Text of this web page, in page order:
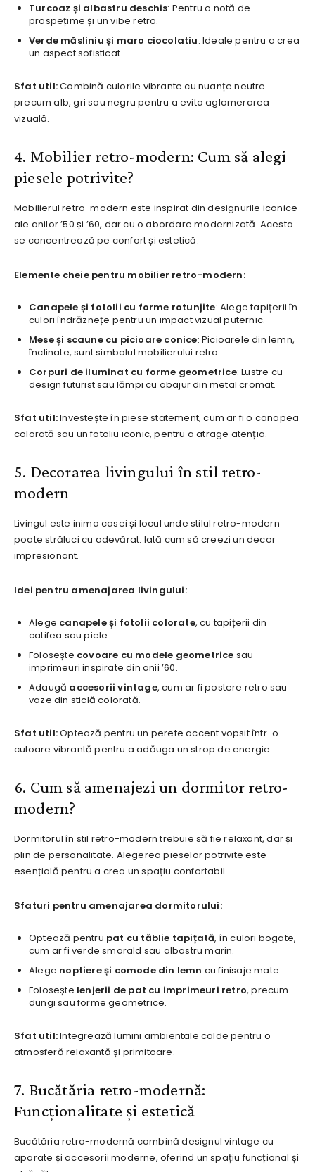
Turcoaz și albastru deschis: Pentru o notă de
prospețime și un vibe retro.
Verde măsliniu și maro ciocolatiu: Ideale pentru a crea
un aspect sofisticat.
Sfat util:Combină culorile vibrante cu nuanțe neutre
precum alb, gri sau negru pentru a evita aglomerarea
vizuală.
4. Mobilier retro-modern: Cum să alegi
piesele potrivite?
Mobilierul retro-modern este inspirat din designurile iconice
ale anilor ’50 și ’60, dar cu o abordare modernizată. Acesta
se concentrează pe confort și estetică.
Elemente cheie pentru mobilier retro-modern:
Canapele și fotolii cu forme rotunjite: Alege tapițerii în
culori îndrăznețe pentru un impact vizual puternic.
Mese și scaune cu picioare conice: Picioarele din lemn,
înclinate, sunt simbolul mobilierului retro.
Corpuri de iluminat cu forme geometrice: Lustre cu
design futurist sau lămpi cu abajur din metal cromat.
Sfat util:Investește în piese statement, cum ar fi o canapea
colorată sau un fotoliu iconic, pentru a atrage atenția.
5. Decorarea livingului în stil retro-
modern
Livingul este inima casei și locul unde stilul retro-modern
poate străluci cu adevărat. Iată cum să creezi un decor
impresionant.
Idei pentru amenajarea livingului:
Alege canapele și fotolii colorate, cu tapițerii din
catifea sau piele.
Folosește covoare cu modele geometrice sau
imprimeuri inspirate din anii ’60.
Adaugă accesorii vintage, cum ar fi postere retro sau
vaze din sticlă colorată.
Sfat util:Optează pentru un perete accent vopsit într-o
culoare vibrantă pentru a adăuga un strop de energie.
6. Cum să amenajezi un dormitor retro-
modern?
Dormitorul în stil retro-modern trebuie să fie relaxant, dar și
plin de personalitate. Alegerea pieselor potrivite este
esențială pentru a crea un spațiu confortabil.
Sfaturi pentru amenajarea dormitorului:
Optează pentru pat cu tăblie tapițată, în culori bogate,
cum ar fi verde smarald sau albastru marin.
Alege noptiere și comode din lemn cu finisaje mate.
Folosește lenjerii de pat cu imprimeuri retro, precum
dungi sau forme geometrice.
Sfat util:Integrează lumini ambientale calde pentru o
atmosferă relaxantă și primitoare.
7. Bucătăria retro-modernă:
Funcționalitate și estetică
Bucătăria retro-modernă combină designul vintage cu
aparate și accesorii moderne, oferind un spațiu funcțional și